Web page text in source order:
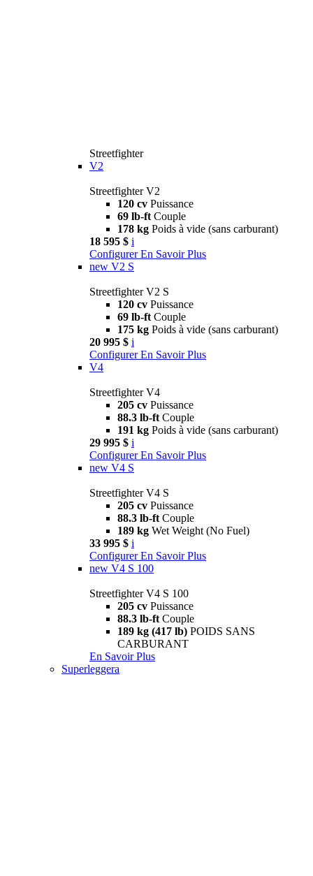
Streetfighter
V2
Streetfighter V2
120 cv Puissance
69 lb-ft Couple
178 kg Poids à vide (sans carburant)
18 595 $ i
Configurer En Savoir Plus
new V2 S
Streetfighter V2 S
120 cv Puissance
69 lb-ft Couple
175 kg Poids à vide (sans carburant)
20 995 $ i
Configurer En Savoir Plus
V4
Streetfighter V4
205 cv Puissance
88.3 lb-ft Couple
191 kg Poids à vide (sans carburant)
29 995 $ i
Configurer En Savoir Plus
new V4 S
Streetfighter V4 S
205 cv Puissance
88.3 lb-ft Couple
189 kg Wet Weight (No Fuel)
33 995 $ i
Configurer En Savoir Plus
new V4 S 100
Streetfighter V4 S 100
205 cv Puissance
88.3 lb-ft Couple
189 kg (417 lb) POIDS SANS
CARBURANT
En Savoir Plus
Superleggera